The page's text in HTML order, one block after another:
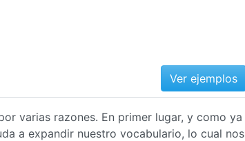
Ver ejemplos
varias razones. En primer lugar, y como ya
a expandir nuestro vocabulario, lo cual nos